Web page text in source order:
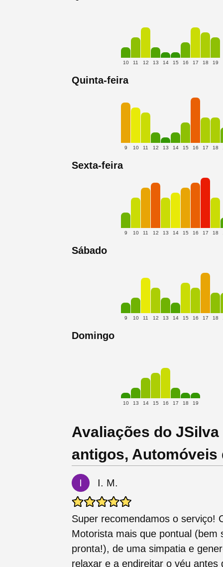
10 11 12 13 14 15 16 17 18 19
Quinta-feira
9 10 11 12 13 14 15 16 17 18
Sexta-feira
9 10 11 12 13 14 15 16 17 18
Sábado
9 10 11 12 13 14 15 16 17 18
Domingo
10 13 14 15 16 17 18 19
Avaliações do
antigos, Automóveis
I. M.
Super recomendamos o serviço!
Motorista mais que pontual (bem
pronta!), de uma simpatia e
relaxar e a endireitar o véu